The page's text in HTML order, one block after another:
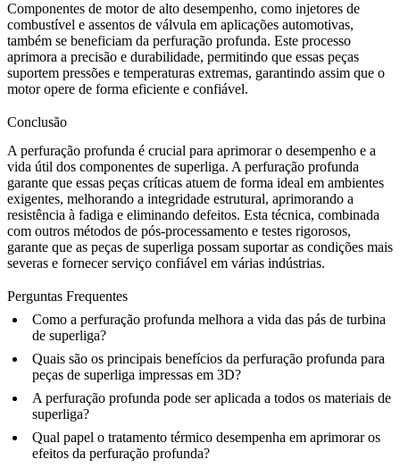
Componentes de motor de alto desempenho, como injetores de
combustível e assentos de válvula em aplicações automotivas,
também se beneficiam da perfuração profunda. Este processo
aprimora a precisão e durabilidade, permitindo que essas peças
suportem pressões e temperaturas extremas, garantindo assim que o
motor opere de forma eficiente e confiável.
Conclusão
A perfuração profunda é crucial para aprimorar o desempenho e a
vida útil dos componentes de superliga. A perfuração profunda
garante que essas peças críticas atuem de forma ideal em ambientes
exigentes, melhorando a integridade estrutural, aprimorando a
resistência à fadiga e eliminando defeitos. Esta técnica, combinada
com outros métodos de pós-processamento e testes rigorosos,
garante que as peças de superliga possam suportar as condições mais
severas e fornecer serviço confiável em várias indústrias.
Perguntas Frequentes
Como a perfuração profunda melhora a vida das pás de turbina
de superliga?
Quais são os principais benefícios da perfuração profunda para
peças de superliga impressas em 3D?
A perfuração profunda pode ser aplicada a todos os materiais de
superliga?
Qual papel o tratamento térmico desempenha em aprimorar os
efeitos da perfuração profunda?